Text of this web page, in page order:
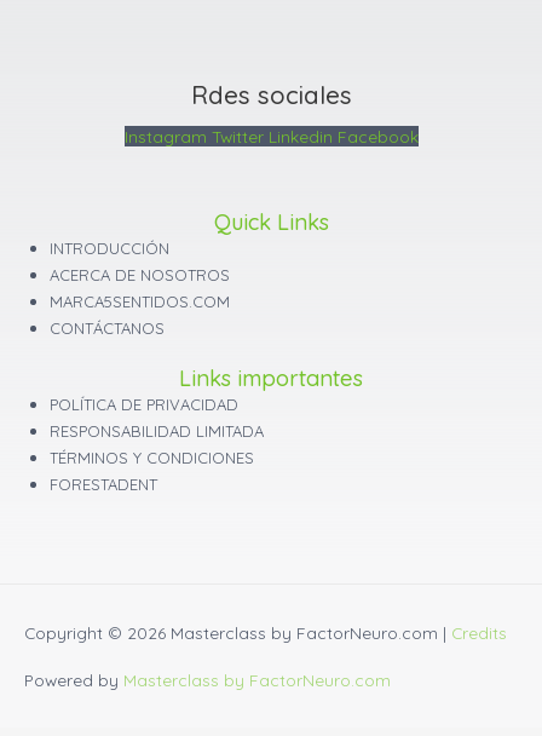
Rdes sociales
Instagram Twitter Linkedin Facebook
Quick Links
INTRODUCCIÓN
ACERCA DE NOSOTROS
MARCA5SENTIDOS.COM
CONTÁCTANOS
Links importantes
POLÍTICA DE PRIVACIDAD
RESPONSABILIDAD LIMITADA
TÉRMINOS Y CONDICIONES
FORESTADENT
Copyright © 2026 Masterclass by FactorNeuro.com | Credits
Powered by Masterclass by FactorNeuro.com